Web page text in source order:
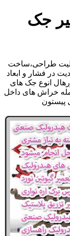
جک
طراحی،ساخت
در فشار و ابعاد
انوع جک های
خراش های داخل
پیستون